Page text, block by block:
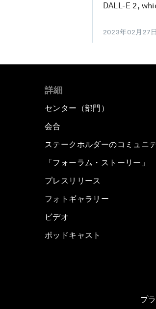
DALL-E 2,
2023年02月27日
詳細
センター（部門）
会合
ステークホルダーのコミュニ
「フォーラム・ストーリー」
プレスリリース
フォトギャラリー
ビデオ
ポッドキャスト
プ